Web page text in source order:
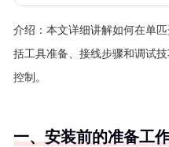
介绍： 本文详细讲解如何在单
括工具准备、接线步骤和调试
控制。
一、安装前的准备工